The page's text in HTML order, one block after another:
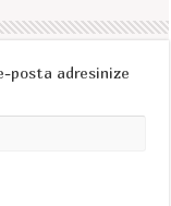
posta adresinize